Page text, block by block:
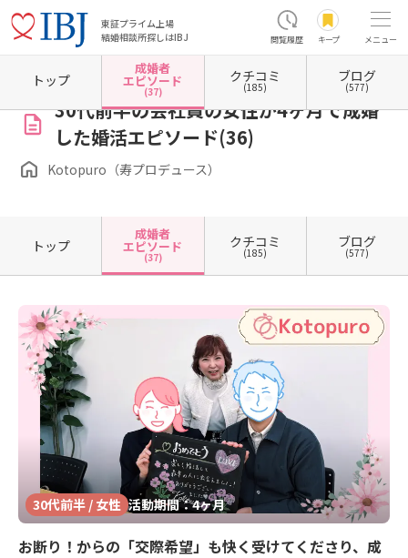
東証プライム上場
結婚相談所探しはIBJ
閲覧履歴 キープ メニュー
ホーム 大阪府の結婚相談所 大阪府大阪市 大阪府大阪市北区 大阪府大阪市北区梅田
30代前半の会社員の女性が4ヶ月で成婚
した婚活エピソード(36)
Kotopuro（寿プロデュース）
トップ
成婚者
エピソード
(37)
クチコミ
(185)
ブログ
(577)
トップ
成婚者
エピソード
(37)
クチコミ
(185)
ブログ
(577)
30代前半 / 女性 活動期間：4ヶ月
お断り！からの「交際希望」も快く受けてくださり、成